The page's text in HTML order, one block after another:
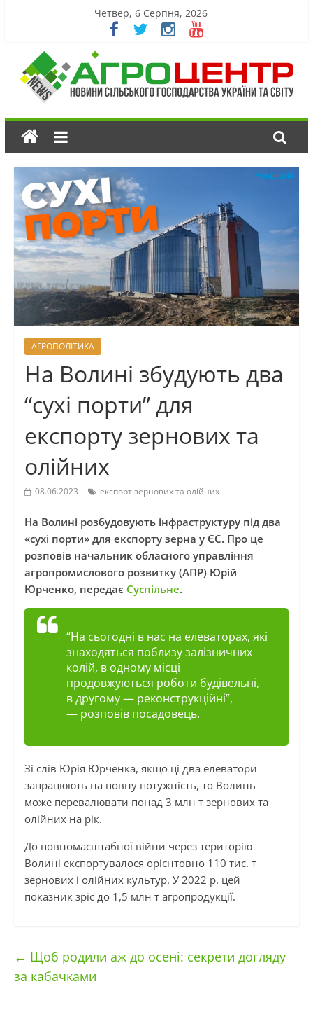
Четвер, 6 Серпня, 2026
АГРОПОЛІТИКА
На Волині збудують два
“сухі порти” для
експорту зернових та
олійних
08.06.2023 експорт зернових та олійних
На Волині розбудовують інфраструктуру під два
«сухі порти» для експорту зерна у ЄС. Про це
розповів начальник обласного управління
агропромислового розвитку (АПР) Юрій
Юрченко, передає Суспільне.
“На сьогодні в нас на елеваторах, які
знаходяться поблизу залізничних
колій, в одному місці
продовжуються роботи будівельні,
в другому — реконструкційні”,
— розповів посадовець.
Зі слів Юрія Юрченка, якщо ці два елеватори
запрацюють на повну потужність, то Волинь
може перевалювати понад 3 млн т зернових та
олійних на рік.
До повномасштабної війни через територію
Волині експортувалося орієнтовно 110 тис. т
зернових і олійних культур. У 2022 р. цей
показник зріс до 1,5 млн т агропродукції.
← Щоб родили аж до осені: секрети догляду
за кабачками